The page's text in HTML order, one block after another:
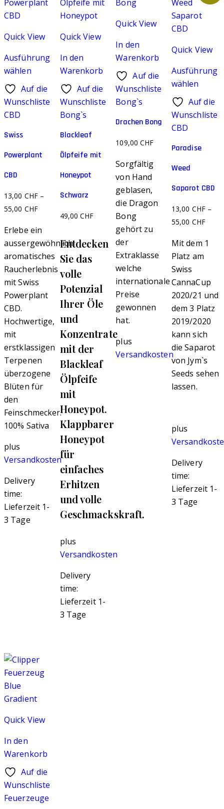
Quick View
Ausführung
wählen
Dieses
Produkt
weist
Varianten
Optionen
auf
der
Produktseite
gewählt
werden
Auf die
Wunschliste
CBD
Swiss
Powerplant
CBD
13,00 CHF–
55,00 CHF
Erlebe ein
aussergewöhnlich
aromatisches
Raucherlebnis
mit Swiss
Powerplant
CBD.
Hochwertige,
mit
erstklassigen
Terpenen
überzogene
Blüten für
den
Feinschmecker.
100% Sativa
plus
Versandkosten
Delivery
time:
Lieferzeit 1-
3 Tage
Quick View
In den
Warenkorb
Auf die
Wunschliste
Bong`s
Blackleaf
Ölpfeife mit
Honeypot
Schwarz
49,00CHF
Entdecken
Sie das
volle
Potenzial
Ihrer Öle
und
Konzentrate
mit der
Blackleaf
Ölpfeife
mit
Honeypot.
Klappbarer
Honeypot
für
einfaches
Erhitzen
und volle
Geschmackskraft.
plus
Versandkosten
Delivery
time:
Lieferzeit 1-
3 Tage
Quick View
In den
Warenkorb
Auf die
Wunschliste
Bong`s
Drachen Bong
109,00CHF
Sorgfältig
von Hand
geblasen,
die Dragon
Bong
gehört zu
der
Extraklasse
welche
internationale
Preise
gewonnen
hat.
plus
Versandkosten
Quick View
Ausführung
wählen
Dieses
Produkt
weist
Varianten
Optionen
auf
der
Produktseite
gewählt
werden
Auf die
Wunschliste
CBD
Paradise
Weed
Saparot CBD
13,00 CHF–
55,00 CHF
Mit dem 1
Platz am
Swiss
CannaCup
2020/21 und
dem 3 Platz
2019/2020
kann sich
die Saparot
von Jym`s
Seeds sehen
lassen.
plus
Delivery
time:
Lieferzeit 1-
3 Tage
Quick View
In den
Warenkorb
Auf die
Wunschliste
Feuerzeuge